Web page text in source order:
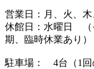
営業日：月、火、木
休館日：水曜日 （
期、臨時休業あり）
駐車場： 4台（1回